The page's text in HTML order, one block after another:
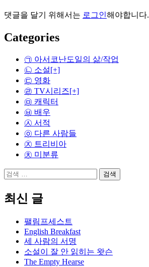
댓글을 달기 위해서는 로그인해야합니다.
Categories
㉠ 아서코난도일의 삶/작업
㉡ 소설[+]
㉢ 영화
㉣ TV시리즈[+]
㉤ 캐릭터
㉥ 배우
㉦ 서적
㉧ 다른 사람들
㉨ 트리비아
㉩ 미분류
검
최신 글
팰림프세스트
English Breakfast
세 사람의 서명
소설이 잘 안 읽히는 왓슨
The Empty Hearse